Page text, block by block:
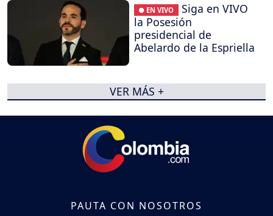
● EN VIVO
Siga en VIVO
la Posesión
presidencial de
Abelardo de la Espriella
VER MÁS +
PAUTA CON NOSOTROS